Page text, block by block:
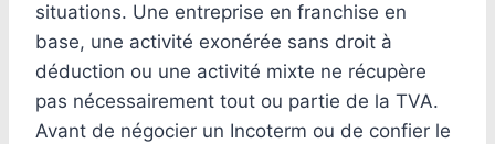
situations. Une entreprise en franchise en
base, une activité exonérée sans droit à
déduction ou une activité mixte ne récupère
pas nécessairement tout ou partie de la TVA.
Avant de négocier un Incoterm ou de confier le